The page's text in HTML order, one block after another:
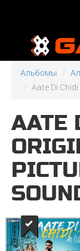
Альбомы
Aate Di
AATE